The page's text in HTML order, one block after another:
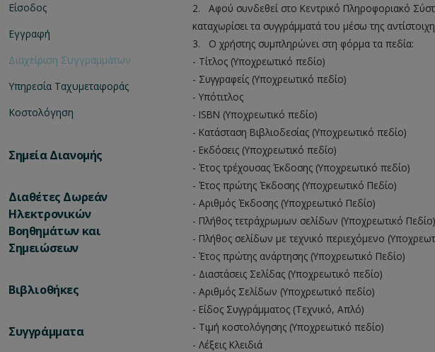
Είσοδος
Εγγραφή
Διαχείριση Συγγραμμάτων
Υπηρεσία Ταχυμεταφοράς
Κοστολόγηση
Σημεία Διανομής
Διαθέτες Δωρεάν
Ηλεκτρονικών
Βοηθημάτων και
Σημειώσεων
Βιβλιοθήκες
Συγγράμματα
2.
Aφού συνδεθεί στο Κεντρικό Πληροφοριακό
καταχωρίσει τα συγγράμματά του μέσω της
3.
Ο χρήστης συμπληρώνει στη φόρμα τα πεδία:
- Τίτλος (Υποχρεωτικό πεδίο)
- Συγγραφείς (Υποχρεωτικό πεδίο)
- Υπότιτλος
- ISBN (Υποχρεωτικό πεδίο)
- Κατάσταση Βιβλιοδεσίας (Υποχρεωτικό πεδίο)
- Εκδόσεις (Υποχρεωτικό πεδίο)
- Έτος τρέχουσας Έκδοσης (Υποχρεωτικό πεδίο)
- Έτος πρώτης Έκδοσης (Υποχρεωτικό Πεδίο)
- Αριθμός Έκδοσης (Υποχρεωτικό Πεδίο)
- Πλήθος τετράχρωμων σελίδων (Υποχρεωτικό Πεδίο)
- Πλήθος σελίδων με τεχνικό περιεχόμενο
- Έτος πρώτης ανάρτησης (Υποχρεωτικό Πεδίο)
- Διαστάσεις Σελίδας (Υποχρεωτικό πεδίο)
- Αριθμός Σελίδων (Υποχρεωτικό πεδίο)
- Είδος Συγγράμματος (Τεχνικό, Απλό)
- Τιμή κοστολόγησης (Υποχρεωτικό πεδίο)
- Λέξεις Κλειδιά